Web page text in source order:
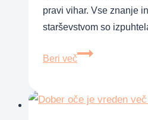
pravi vihar. Vse znanje
starševstvom so
Beri več
Zakaj
parajo